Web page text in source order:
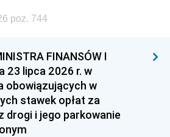
poz. 744
FINANSÓW I
23 lipca 2026 r. w
obowiązujących w
stawek opłat za
drogi i jego parkowanie